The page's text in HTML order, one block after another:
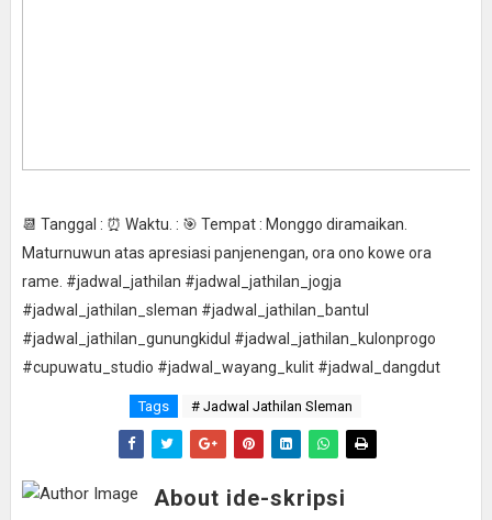
📆 Tanggal : ⏰ Waktu. : 🎯 Tempat : Monggo diramaikan.
Maturnuwun atas apresiasi panjenengan, ora ono kowe ora
rame. #jadwal_jathilan #jadwal_jathilan_jogja
#jadwal_jathilan_sleman #jadwal_jathilan_bantul
#jadwal_jathilan_gunungkidul #jadwal_jathilan_kulonprogo
#cupuwatu_studio #jadwal_wayang_kulit #jadwal_dangdut
Tags # Jadwal Jathilan Sleman
About ide-skripsi